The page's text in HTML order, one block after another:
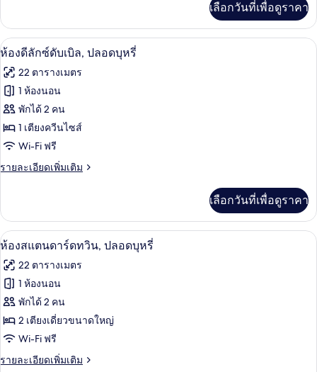
บุหรี่
เกี่ยว
กับ
ห้อง
ดับเบิล,
ปลอด
บุหรี่
เลือกวันที่เพื่อดูราคา
เปิด
ภาพถ่าย
ทั้งหมด
ของ
ห้อง
ดี
ลัก
ดับเบิล,
ปลอด
บุหรี่
ห้องดีลักซ์ดับเบิล, ปลอดบุหรี่ | ตู้นิรภัย
15
ห้องดีลักซ์ดับเบิล, ปลอดบุหรี่
22 ตารางเมตร
1 ห้องนอน
พักได้ 2 คน
1 เตียงควีนไซส์
Wi-Fi ฟรี
รายละเอียดเพิ่มเติม
ราย
เกี่ยว
กับ
ห้อง
ลัก
ซ์
ดับเบิล,
ปลอด
บุหรี่
เลือกวันที่เพื่อดูราคา
เปิด
ภาพถ่าย
ทั้งหมด
ของ
ห้อง
สแตนดาร์ด
ทวิน,
ห้องสแตนดาร์ดทวิน, ปลอดบุหรี่ | ตู้นิร
8
ห้องสแตนดาร์ดทวิน, ปลอดบุหรี่
22 ตารางเมตร
1 ห้องนอน
พักได้ 2 คน
2 เตียงเดี่ยวขนาดใหญ่
Wi-Fi ฟรี
รายละเอียดเพิ่มเติม
ราย